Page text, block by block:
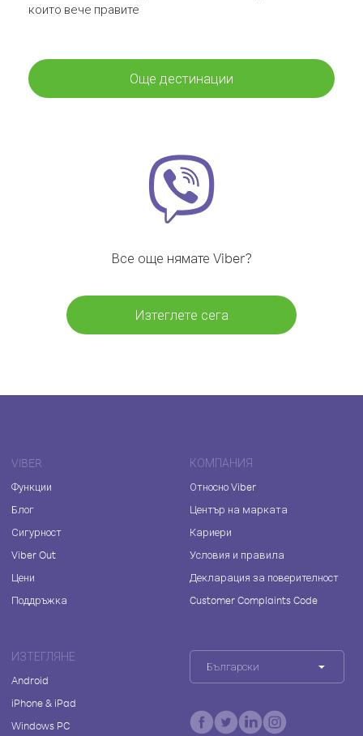
които вече правите
Още дестинации
Все още нямате Viber?
Изтеглете сега
VIBER
Функции
Блог
Сигурност
Viber Out
Цени
Поддръжка
КОМПАНИЯ
Относно Viber
Център на марката
Кариери
Условия и правила
Декларация за поверителност
Customer Complaints Code
ИЗТЕГЛЯНЕ
Android
iPhone & iPad
Windows PC
Български